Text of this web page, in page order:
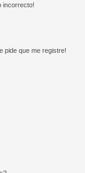
incorrecto!
pide que me registre!